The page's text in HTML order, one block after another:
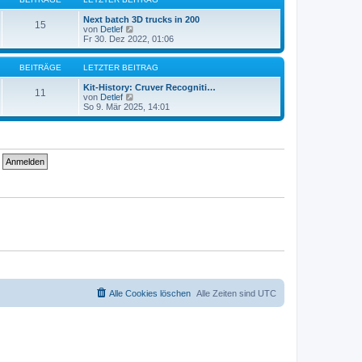
r
a
t
e
B
e
i
t
r
a
15
Next batch 3D trucks in 200
von Detlef
e
u
e
s
t
e
B
e
Fr 30. Dez 2022, 01:06
BEITRÄGE LETZTER BEITRAG
11
Kit-History: Cruver Recogniti…
von Detlef
e
u
So 9. Mär 2025, 14:01
Alle Zeiten sind UTC
Alle Cookies löschen